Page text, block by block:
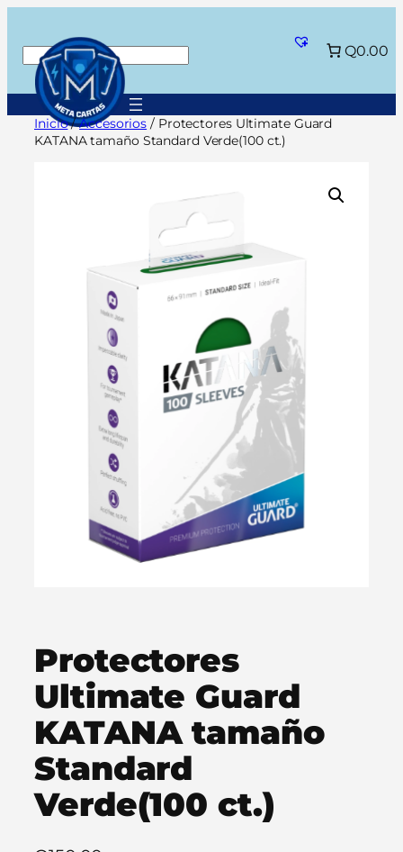
contenido
Buscar Q0.00
Inicio/Accesorios / Protectores Ultimate Guard
KATANA tamaño Standard Verde(100 ct.)
Protectores
Ultimate Guard
KATANA tamaño
Standard
Verde(100 ct.)